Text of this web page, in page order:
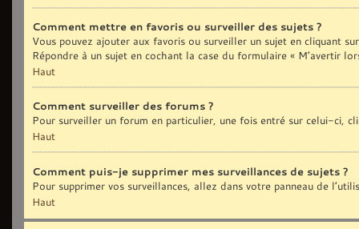
Comment mettre en favoris ou surveiller des sujets ?
Vous pouvez ajouter aux favoris ou surveiller un sujet en cliquant
Répondre à un sujet en cochant la case du formulaire « M’avertir
Haut
Comment surveiller des forums ?
Pour surveiller un forum en particulier, une fois entré sur celui-ci,
Haut
Comment puis-je supprimer mes surveillances de sujets ?
Pour supprimer vos surveillances, allez dans votre panneau de
Haut